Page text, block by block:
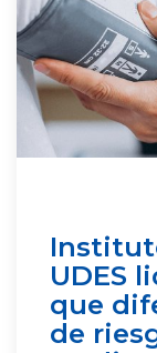
UDES
que
de